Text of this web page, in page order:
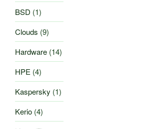
BSD (1)
Clouds (9)
Hardware (14)
HPE (4)
Kaspersky (1)
Kerio (4)